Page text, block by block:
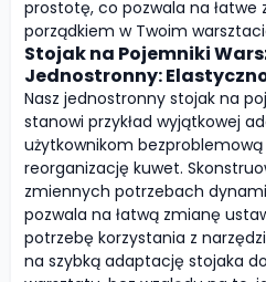
prostotę, co pozwala na łatwe
porządkiem w Twoim
Stojak na Pojemniki
Jednostronny:
Nasz jednostronny stojak na
stanowi przykład wyjątkowej
użytkownikom
reorganizację kuwet.
zmiennych potrzebach
pozwala na łatwą zmianę
potrzebę korzystania z
na szybką adaptację stojaka